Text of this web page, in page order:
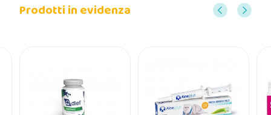
Prodotti in evidenza